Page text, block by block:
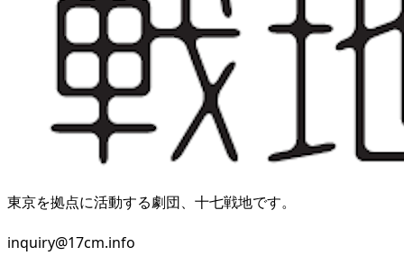
東京を拠点に活動する劇団、十七戦地です。
inquiry@17cm.info